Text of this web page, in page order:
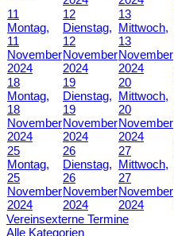
11
Montag,
11
November
2024
12
Dienstag,
12
November
2024
13
Mittwoch,
13
November
2024
18
Montag,
18
November
2024
19
Dienstag,
19
November
2024
20
Mittwoch,
20
November
2024
25
Montag,
25
November
2024
26
Dienstag,
26
November
2024
27
Mittwoch,
27
November
2024
Vereinsexterne Termine
Alle Kategorien